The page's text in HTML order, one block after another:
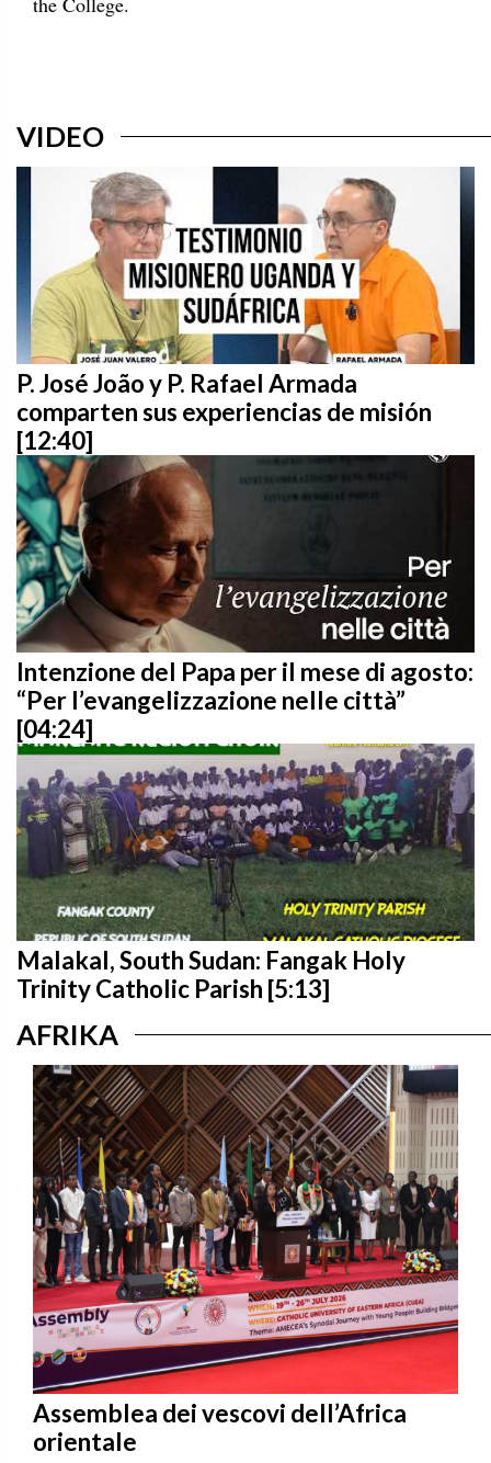
VIDEO
P. José João y P. Rafael Armada
comparten sus experiencias de misión
[12:40]
Intenzione del Papa per il mese di agosto:
“Per l’evangelizzazione nelle città”
[04:24]
Malakal, South Sudan: Fangak Holy
Trinity Catholic Parish [5:13]
AFRIKA
Assemblea dei vescovi dell’Africa
orientale